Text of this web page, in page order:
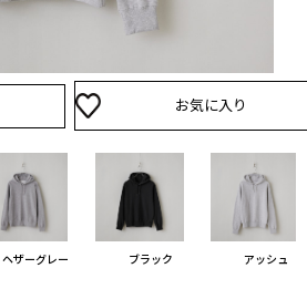
お気に入り
ヘザーグレー ブラック アッシュ